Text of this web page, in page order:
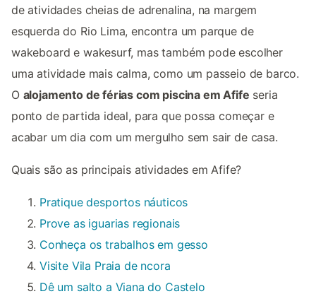
de atividades cheias de adrenalina, na margem
esquerda do Rio Lima, encontra um parque de
wakeboard e wakesurf, mas também pode escolher
uma atividade mais calma, como um passeio de barco.
O alojamento de férias com piscina em Afife seria
ponto de partida ideal, para que possa começar e
acabar um dia com um mergulho sem sair de casa.
Quais são as principais atividades em Afife?
Pratique desportos náuticos
Prove as iguarias regionais
Conheça os trabalhos em gesso
Visite Vila Praia de ncora
Dê um salto a Viana do Castelo